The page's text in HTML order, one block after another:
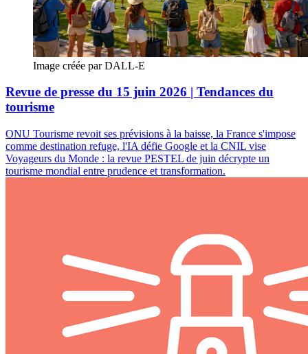
Image créée par DALL-E
Revue de presse du 15 juin 2026 | Tendances du
tourisme
ONU Tourisme revoit ses prévisions à la baisse, la France s'impose
comme destination refuge, l'IA défie Google et la CNIL vise
Voyageurs du Monde : la revue PESTEL de juin décrypte un
tourisme mondial entre prudence et transformation.